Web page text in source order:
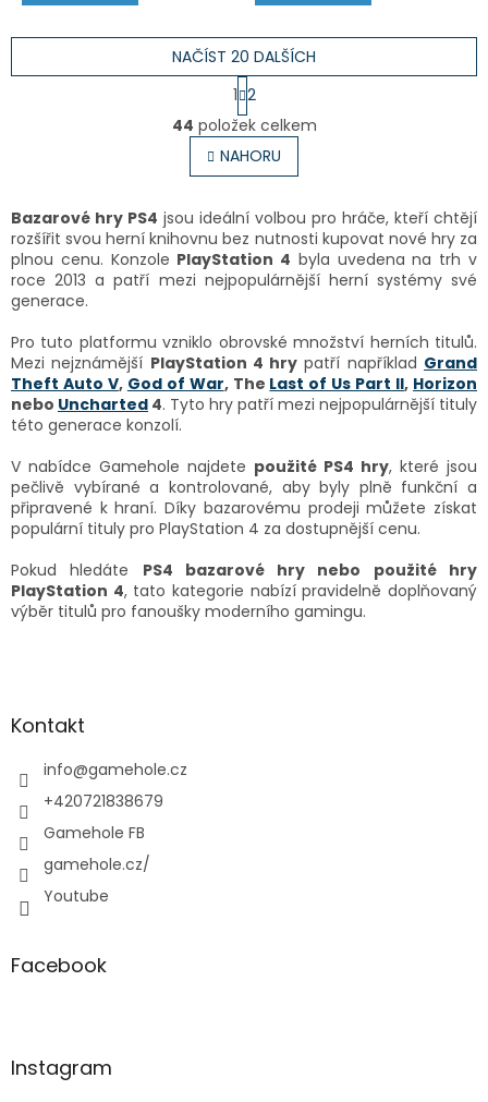
O
v
l
á
a
c
í
p
k
y
v
ý
s
u
NAČÍST 20 DALŠÍCH
S
t
r
á
n
k
v
á
n
í
1 2
44 položek celkem
NAHORU
Bazarové hry PS4 jsou ideální volbou pro hráče, kteří chtějí
rozšířit svou herní knihovnu bez nutnosti kupovat nové hry za
plnou cenu. Konzole PlayStation 4 byla uvedena na trh v
roce 2013 a patří mezi nejpopulárnější herní systémy své
generace.
Pro tuto platformu vzniklo obrovské množství herních titulů.
Mezi nejznámější PlayStation 4 hry patří například Grand
Theft Auto V, God of War, The Last of Us Part II, Horizon
nebo Uncharted 4. Tyto hry patří mezi nejpopulárnější tituly
této generace konzolí.
V nabídce Gamehole najdete použité PS4 hry, které jsou
pečlivě vybírané a kontrolované, aby byly plně funkční a
připravené k hraní. Díky bazarovému prodeji můžete získat
populární tituly pro PlayStation 4 za dostupnější cenu.
Pokud hledáte PS4 bazarové hry nebo použité hry
PlayStation 4, tato kategorie nabízí pravidelně doplňovaný
výběr titulů pro fanoušky moderního gamingu.
aKontakt
info@gamehole.cz
+420721838679
Gamehole FB
gamehole.cz/
Youtube
Facebook
Instagram